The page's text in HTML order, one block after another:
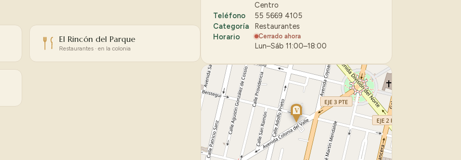
El Rincón del Parque
Restaurantes · en la colonia
Centro
Teléfono
55 5669 4105
Categoría
Restaurantes
Horario
Cerrado ahora
Lun–Sáb 11:00–18:00
V